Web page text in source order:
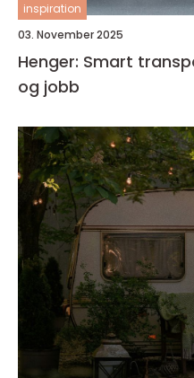
inspiration
03. November 2025
Henger: Smart
og jobb